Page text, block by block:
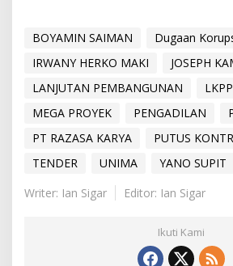
BOYAMIN SAIMAN
Dugaan
IRWANY HERKO MAKI
JOSEPH
LANJUTAN PEMBANGUNAN
LKPP
MEGA PROYEK
PENGADILAN
PT RAZASA KARYA
PUTUS
TENDER
UNIMA
YANO SUPIT
Writer: Ian Sigar
Editor: Ian Sigar
Ikuti Kami